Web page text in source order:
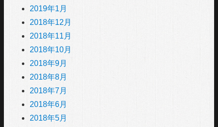
2019年1月
2018年12月
2018年11月
2018年10月
2018年9月
2018年8月
2018年7月
2018年6月
2018年5月